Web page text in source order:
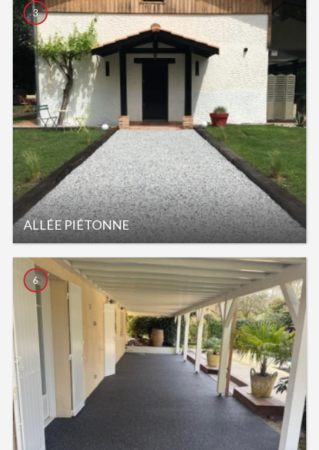
ALLÉE PIÉTONNE
3
6